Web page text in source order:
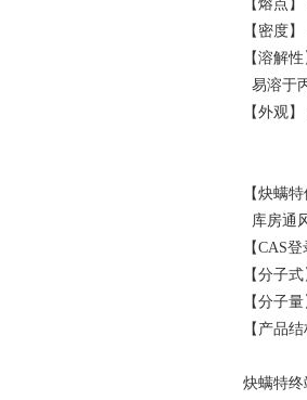
【熔点
【密度
【溶解性
易溶于
【外观
【炔螨
库房通
【CAS
【分子
【分子
【产品
炔螨特终